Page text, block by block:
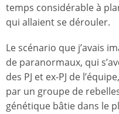
temps considérable à
qui allaient se dérouler.
Le scénario que j’avais
de paranormaux, qui
des PJ et ex-PJ de
par un groupe de
génétique bâtie dans le